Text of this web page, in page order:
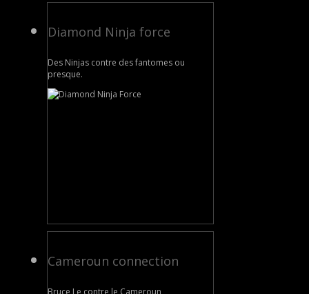
Diamond Ninja force
Des Ninjas contre des fantomes ou
presque.
Cameroun connection
Bruce Le contre le Cameroun